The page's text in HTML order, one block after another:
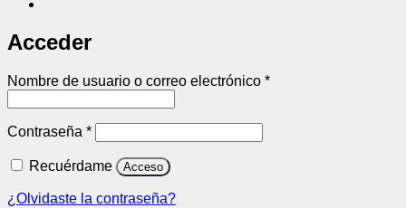
Acceder
Nombre de usuario o correo electrónico *Obligatorio
Contraseña *Obligatorio
Recuérdame Acceso
¿Olvidaste la contraseña?